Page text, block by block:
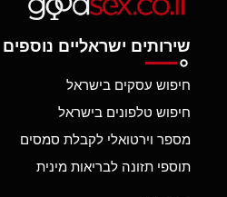
שירותים ישראליים נוספים
חיפוש עסקים בישראל
חיפוש טלפונים בישראל
מספר וירטואלי לקבלת סמסים
תוספי תזונה לבריאות מינית